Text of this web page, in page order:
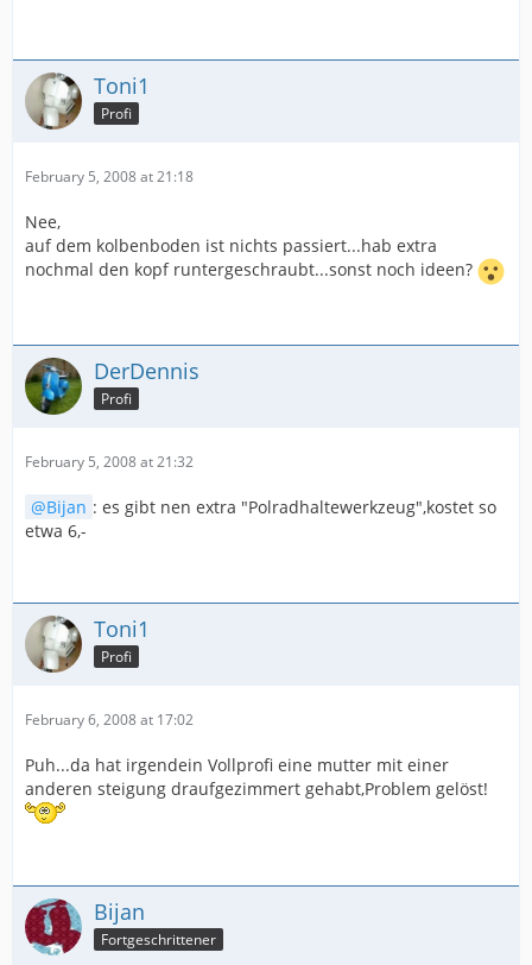
Toni1
Profi
February 5, 2008 at 21:18
Nee,
auf dem kolbenboden ist nichts passiert...hab extra
nochmal den kopf runtergeschraubt...sonst noch ideen?
DerDennis
Profi
February 5, 2008 at 21:32
Bijan : es gibt nen extra "Polradhaltewerkzeug",kostet so
etwa 6,-
Toni1
Profi
February 6, 2008 at 17:02
Puh...da hat irgendein Vollprofi eine mutter mit einer
anderen steigung draufgezimmert gehabt,Problem gelöst!
Bijan
Fortgeschrittener